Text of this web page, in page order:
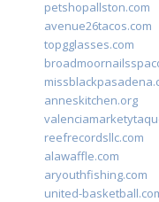
petshopallston.com
avenue26tacos.com
topgglasses.com
anneskitchen.org
reefrecordsllc.com
alawaffle.com
aryouthfishing.com
united-